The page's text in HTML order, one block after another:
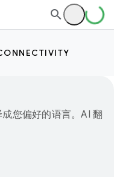
您偏好的语言。AI 翻